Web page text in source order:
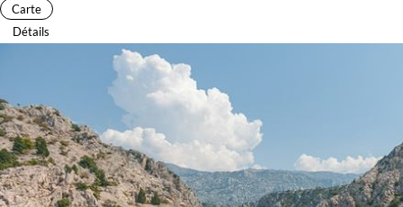
Carte
Détails